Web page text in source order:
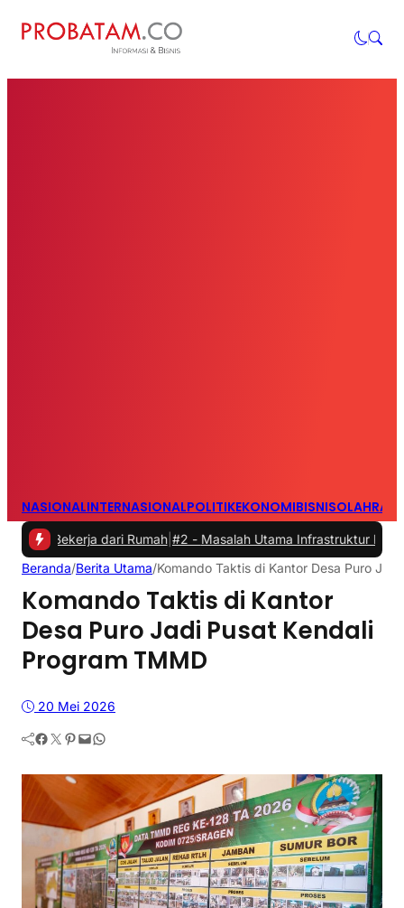
NASIONALINTERNASIONALPOLITIKEKONOMIBISNIS
dari Rumah|#2 -Masalah Utama Infrastruktur Pengisian
Beranda/Berita Utama/Komando Taktis di Kantor Desa Puro
Komando Taktis di Kantor
Desa Puro Jadi Pusat Kendali
Program TMMD
20 Mei 2026
Facebook Twitter Pinterest Mail WhatsApp